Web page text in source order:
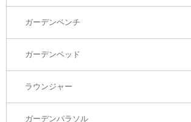
ラウンジ・ベッド
コーヒーテーブル
カウンター・バーテーブル
カウンター・バーチェアー
ガーデンソファTOP
3Sソファ
ガーデンベンチ
ガーデンベッド
ラウンジャー
ガーデンパラソル